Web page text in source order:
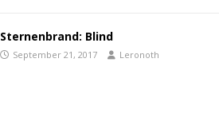
Sternenbrand: Blind
September 21, 2017 Leronoth